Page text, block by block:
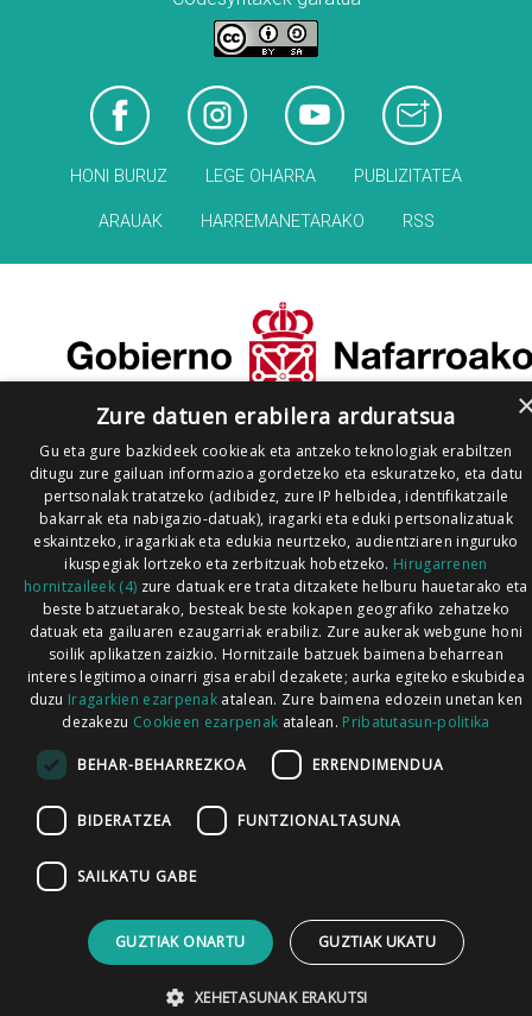
HONI BURUZ LEGE OHARRA PUBLIZITATEA
ARAUAK HARREMANETARAKO RSS
Zure datuen erabilera arduratsua
Gu eta gure bazkideek cookieak eta antzeko teknologiak erabiltzen
ditugu zure gailuan informazioa gordetzeko eta eskuratzeko, eta datu
pertsonalak tratatzeko (adibidez, zure IP helbidea, identifikatzaile
bakarrak eta nabigazio-datuak), iragarki eta eduki pertsonalizatuak
eskaintzeko, iragarkiak eta edukia neurtzeko, audientziaren inguruko
ikuspegiak lortzeko eta zerbitzuak hobetzeko. Hirugarrenen
hornitzaileek (4) zure datuak ere trata ditzakete helburu hauetarako eta
beste batzuetarako, besteak beste kokapen geografiko zehatzeko
datuak eta gailuaren ezaugarriak erabiliz. Zure aukerak webgune honi
soilik aplikatzen zaizkio. Hornitzaile batzuek baimena beharrean
interes legitimoa oinarri gisa erabil dezakete; aurka egiteko eskubidea
duzu Iragarkien ezarpenak atalean. Zure baimena edozein unetan ken
dezakezu Cookieen ezarpenak atalean. Pribatutasun-politika
BEHAR-BEHARREZKOA ERRENDIMENDUA
BIDERATZEA FUNTZIONALTASUNA
SAILKATU GABE
GUZTIAK ONARTU GUZTIAK UKATU
XEHETASUNAK ERAKUTSI